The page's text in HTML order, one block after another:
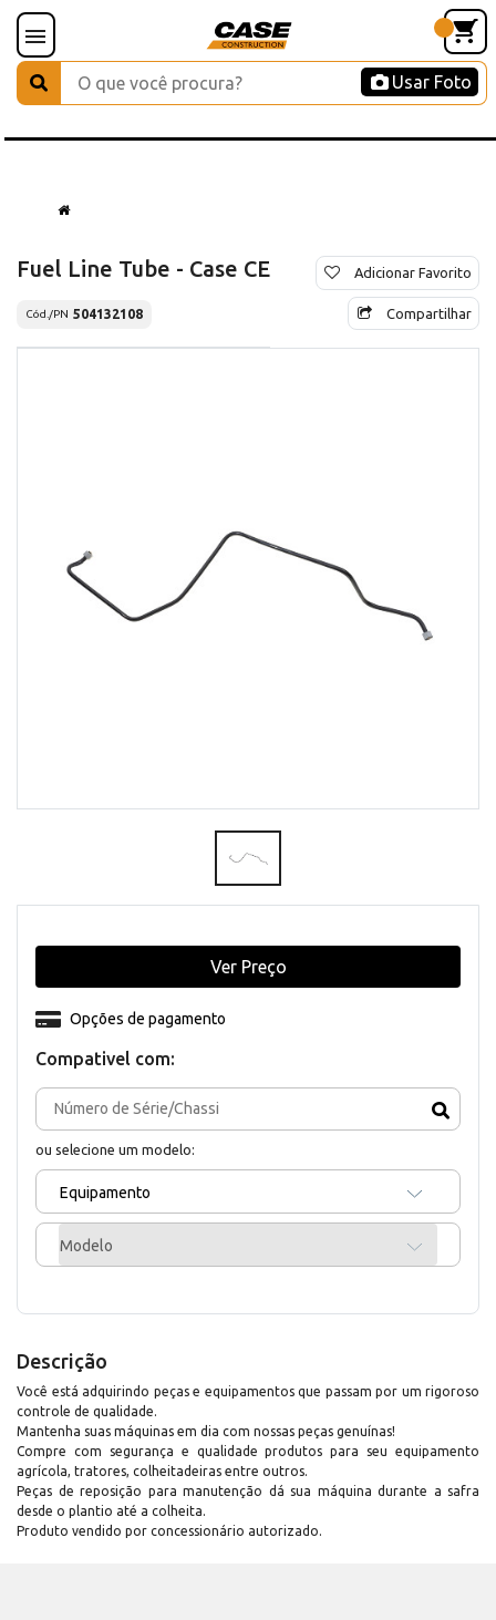
Usar Foto
Fuel Line Tube - Case CE
Cód./PN 504132108
Adicionar Favorito
Compartilhar
Compativel com:
ou selecione um modelo:
Equipamento
Modelo
Opções de pagamento
Ver Preço
Descrição
Você está adquirindo peças e equipamentos que passam por um rigoroso
controle de qualidade.
Mantenha suas máquinas em dia com nossas peças genuínas!
Compre com segurança e qualidade produtos para seu equipamento
agrícola, tratores, colheitadeiras entre outros.
Peças de reposição para manutenção dá sua máquina durante a safra
desde o plantio até a colheita.
Produto vendido por concessionário autorizado.